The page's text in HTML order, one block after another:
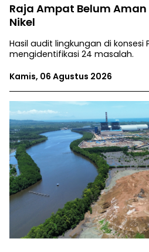
Raja Ampat Belum
Nikel
Hasil audit lingkungan di konsesi
mengidentifikasi 24 masalah.
Kamis, 06 Agustus 2026